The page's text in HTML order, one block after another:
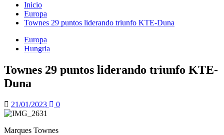
Inicio
Europa
Townes 29 puntos liderando triunfo KTE-Duna
Europa
Hungria
Townes 29 puntos liderando triunfo KTE-
Duna
21/01/2023 0
Marques Townes